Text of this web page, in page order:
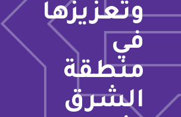
وتعزيزها
في
منطقة
الشرق